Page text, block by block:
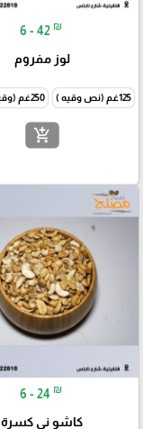
6 - 42 ₪
لوز مفروم
125غم (نص وقيه ) 250غم (وقيه )
add_shopping_cart
6 - 24 ₪
كاشو ني كسرة